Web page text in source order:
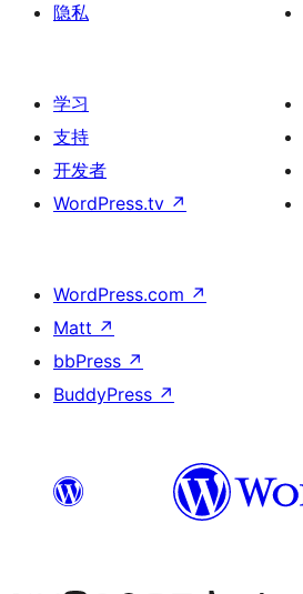
隐私
学习
支持
开发者
WordPress.tv ↗
WordPress.com ↗
Matt ↗
bbPress ↗
BuddyPress ↗